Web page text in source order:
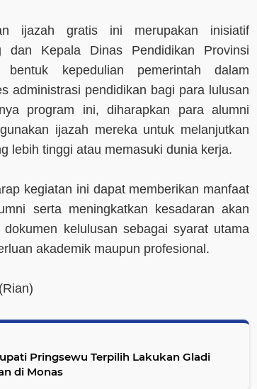
ijazah gratis ini merupakan inisiatif
dan Kepala Dinas Pendidikan Provinsi
bentuk kepedulian pemerintah dalam
administrasi pendidikan bagi para lulusan
program ini, diharapkan para alumni
ijazah mereka untuk melanjutkan
lebih tinggi atau memasuki dunia kerja.
kegiatan ini dapat memberikan manfaat
serta meningkatkan kesadaran akan
dokumen kelulusan sebagai syarat utama
akademik maupun profesional.
Pringsewu Terpilih Lakukan Gladi
di Monas